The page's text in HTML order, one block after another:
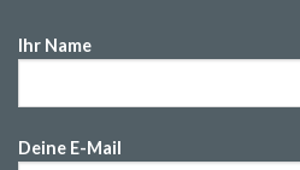
Ihr Name
Deine E-Mail